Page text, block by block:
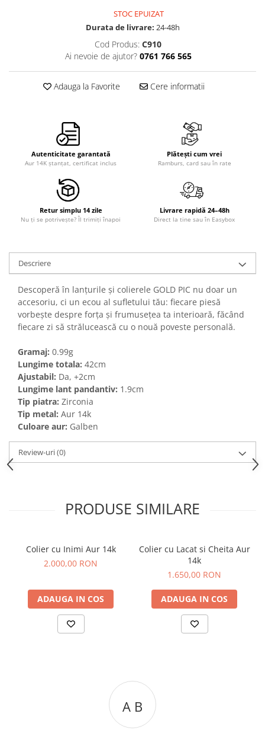
STOC EPUIZAT
Durata de livrare: 24-48h
Cod Produs: C910
Ai nevoie de ajutor? 0761 766 565
Adauga la Favorite Cere informatii
Autenticitate garantată
Aur 14K ștanțat, certificat inclus
Plătești cum vrei
Ramburs, card sau în rate
Retur simplu 14 zile
Nu ți se potrivește? Îl trimiți înapoi
Livrare rapidă 24–48h
Direct la tine sau în Easybox
Descriere
Descoperă în lanțurile și colierele GOLD PIC nu doar un
accesoriu, ci un ecou al sufletului tău: fiecare piesă
vorbește despre forța și frumusețea ta interioară, făcând
fiecare zi să strălucească cu o nouă poveste personală.
Gramaj: 0.99g
Lungime totala: 42cm
Ajustabil: Da, +2cm
Lungime lant pandantiv: 1.9cm
Tip piatra: Zirconia
Tip metal: Aur 14k
Culoare aur: Galben
Review-uri(0)
PRODUSE SIMILARE
Colier cu Inimi Aur 14k
2.000,00 RON
ADAUGA IN COS
Colier cu Lacat si Cheita Aur
14k
1.650,00 RON
ADAUGA IN COS